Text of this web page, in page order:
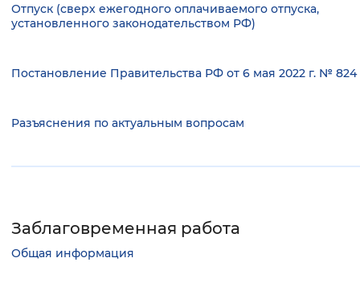
Отпуск (сверх ежегодного оплачиваемого отпуска,
установленного законодательством РФ)
Постановление Правительства РФ от 6 мая 2022 г. № 824
Разъяснения по актуальным вопросам
Заблаговременная работа
Общая информация